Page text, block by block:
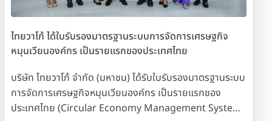
ไทยวาโก้ ได้ใบรับรองมาตรฐานระบบการจัดการเศรษฐกิจ
หมุนเวียนองค์กร เป็นรายแรกของประเทศไทย
บริษัท ไทยวาโก้ จำกัด (มหาชน) ได้รับใบรับรองมาตรฐานระบบ
การจัดการเศรษฐกิจหมุนเวียนองค์กร เป็นรายแรกชอง
ประเทศไทย (Circular Economy Management System :